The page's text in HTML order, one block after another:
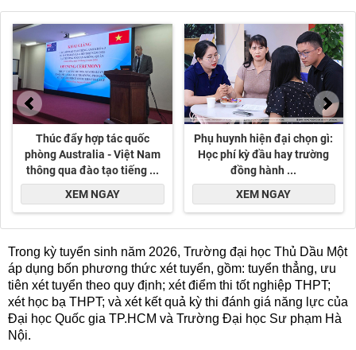
Trong kỳ tuyển sinh năm 2026, Trường đại học Thủ Dầu Một
áp dụng bốn phương thức xét tuyển, gồm: tuyển thẳng, ưu
tiên xét tuyển theo quy định; xét điểm thi tốt nghiệp THPT;
xét học bạ THPT; và xét kết quả kỳ thi đánh giá năng lực của
Đại học Quốc gia TP.HCM và Trường Đại học Sư phạm Hà
Nội.